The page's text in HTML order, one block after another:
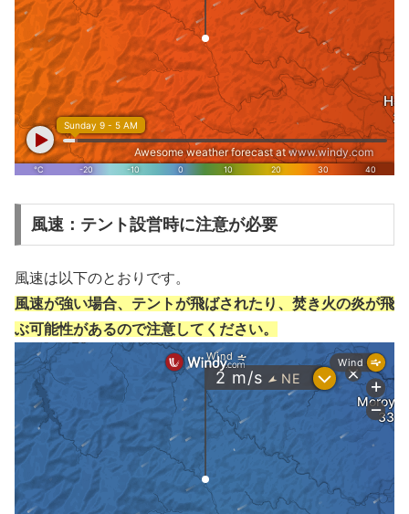
風速：テント設営時に注意が必要
風速は以下のとおりです。
風速が強い場合、テントが飛ばされたり、焚き火の炎が飛
ぶ可能性があるので注意してください。